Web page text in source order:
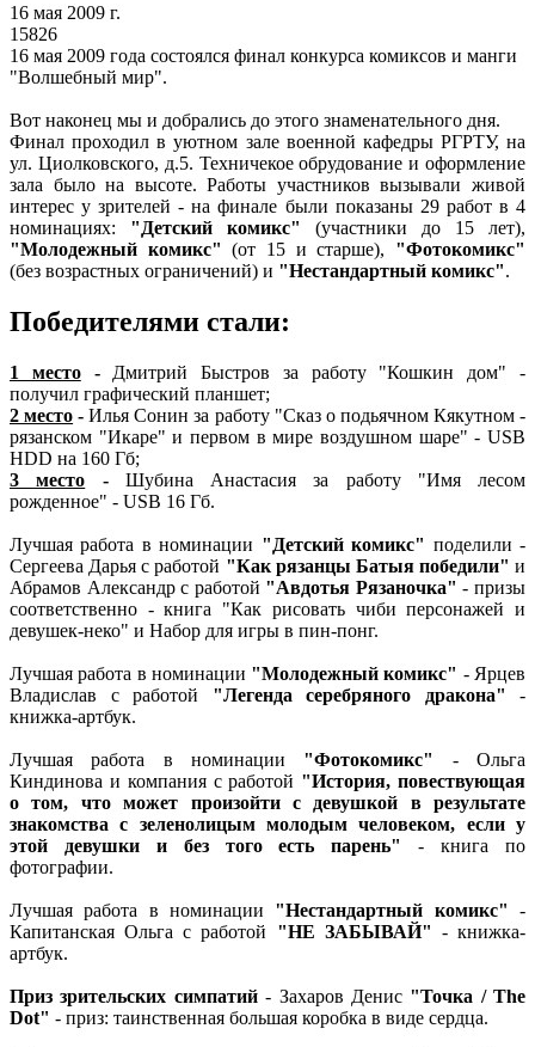
16 мая 2009 г.
15826
16 мая 2009 года состоялся финал конкурса комиксов и манги
"Волшебный мир".
Вот наконец мы и добрались до этого знаменательного дня.
Финал проходил в уютном зале военной кафедры РГРТУ, на
ул. Циолковского, д.5. Техничекое обрудование и оформление
зала было на высоте. Работы участников вызывали живой
интерес у зрителей - на финале были показаны 29 работ в 4
номинациях: "Детский комикс"
(участники до 15 лет),
"Молодежный комикс" (от 15 и старше), "Фотокомикс"
(без возрастных ограничений) и "Нестандартный комикс".
Победителями стали:
1 место- Дмитрий Быстров за работу "Кошкин дом" -
получил графический планшет;
2 место -Илья Сонин за работу "Сказ о подьячном Кякутном -
рязанском "Икаре" и первом в мире воздушном шаре" - USB
HDD на 160 Гб;
3 место - Шубина Анастасия за работу "Имя лесом
рожденное" - USB 16 Гб.
Лучшая работа в номинации "Детский комикс" поделили -
Сергеева Дарья с работой "Как рязанцы Батыя победили" и
Абрамов Александр с работой "Авдотья Рязаночка" - призы
соответственно - книга "Как рисовать чиби персонажей и
девушек-неко" и Набор для игры в пин-понг.
Лучшая работа в номинации "Молодежный комикс" - Ярцев
Владислав с работой "Легенда серебряного дракона" -
книжка-артбук.
Лучшая работа в номинации "Фотокомикс"
- Ольга
Киндинова и компания с работой "История, повествующая
о том, что может произойти с девушкой в результате
знакомства с зеленолицым молодым человеком, если у
этой девушки и без того есть парень"
- книга по
фотографии.
Лучшая работа в номинации "Нестандартный комикс" -
Капитанская Ольга с работой "НЕ ЗАБЫВАЙ" - книжка-
артбук.
Приз зрительских симпатий- Захаров Денис "Точка / The
Dot" - приз: таинственная большая коробка в виде сердца.